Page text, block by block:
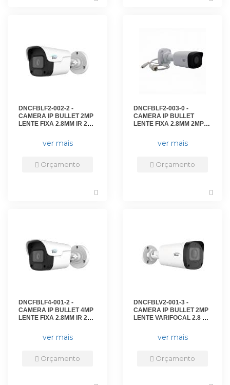
DNCFBLF2-002-2 -
CAMERA IP BULLET 2MP
LENTE FIXA 2.8MM IR 25M
ver mais
Orçamento
DNCFBLF2-003-0 -
CAMERA IP BULLET
LENTE FIXA 2.8MM 2MP
B21F2830 - D-NET
ver mais
Orçamento
DNCFBLF4-001-2 -
CAMERA IP BULLET 4MP
LENTE FIXA 2.8MM IR 25M
ver mais
Orçamento
DNCFBLV2-001-3 -
CAMERA IP BULLET 2MP
LENTE VARIFOCAL 2.8 A
IPC-B23VF281250 - D-NET
ver mais
Orçamento